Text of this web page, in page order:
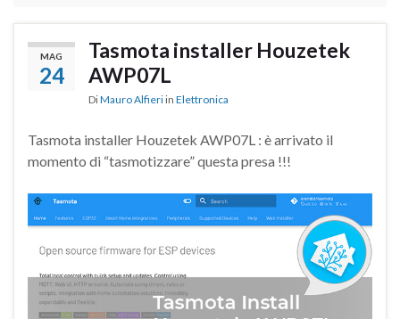
MAG
24
Tasmota installer Houzetek
AWP07L
DiMauro Alfieri in Elettronica
Tasmota installer Houzetek AWP07L : è arrivato il
momento di “tasmotizzare” questa presa !!!